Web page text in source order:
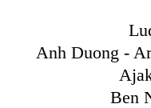
Anh Duong -
Ben